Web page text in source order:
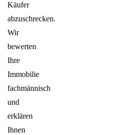
Käufer
abzuschrecken.
Wir
bewerten
Ihre
Immobilie
fachmännisch
und
erklären
Ihnen